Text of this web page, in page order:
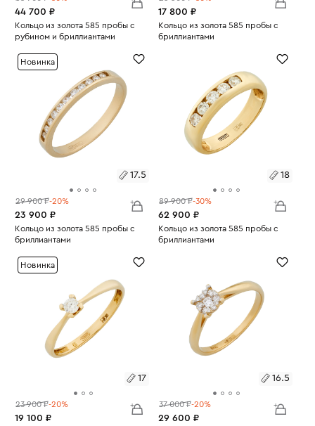
44 700 ₽
Размеры:
Кольцо из золота 585 пробы с
рубином и бриллиантами
17 800 ₽
Размеры:
Кольцо из золота 585 пробы с
бриллиантами
Новинка
17.5
29 900 ₽-20%
23 900 ₽
Размеры:
Кольцо из золота 585 пробы с
бриллиантами
18
89 900 ₽-30%
62 900 ₽
Размеры:
Кольцо из золота 585 пробы с
бриллиантами
Новинка
17
23 900 ₽-20%
19 100 ₽
16.5
37 000 ₽-20%
29 600 ₽